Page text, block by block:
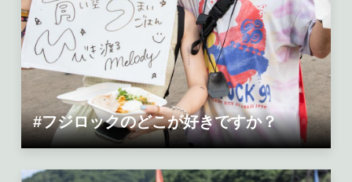
#フジロックのどこが好きですか？